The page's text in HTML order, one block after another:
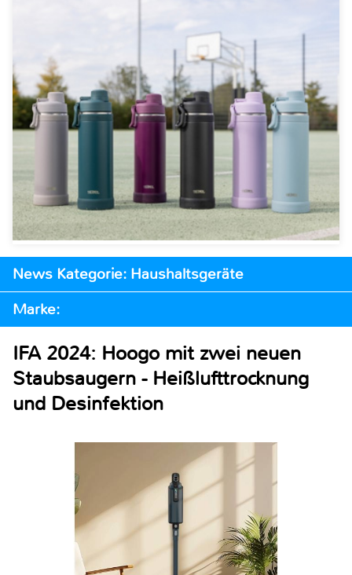
News Kategorie: Haushaltsgeräte
Marke:
IFA 2024: Hoogo mit zwei neuen
Staubsaugern - Heißlufttrocknung
und Desinfektion